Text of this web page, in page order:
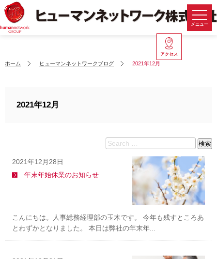
メニュー
アクセス
ホーム ヒューマンネットワークブログ 2021年12月
2021年12月
Search
検索
2021年12月28日
年末年始休業のお知らせ
こんにちは。人事総務経理部の玉木です。 今年も残すところあ
とわずかとなりました。 本日は弊社の年末年...